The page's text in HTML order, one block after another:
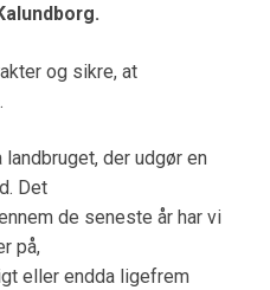
og sikre, at
der udgør en
Det
de seneste år har vi
på,
eller endda ligefrem